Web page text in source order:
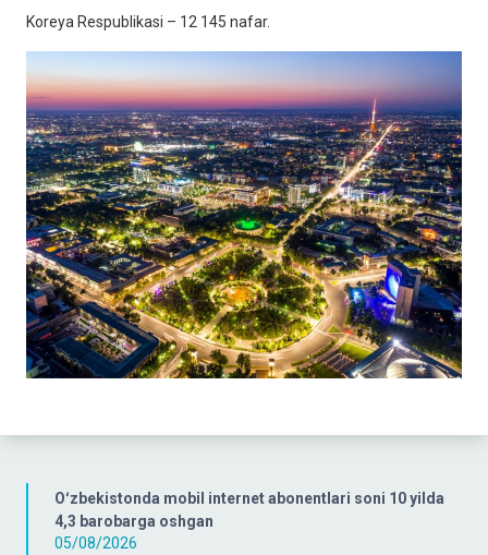
Oʻzbekistonda mobil internet abonentlari soni 10 yilda
4,3 barobarga oshgan
05/08/2026
Koreya Respublikasi – 12 145 nafar.